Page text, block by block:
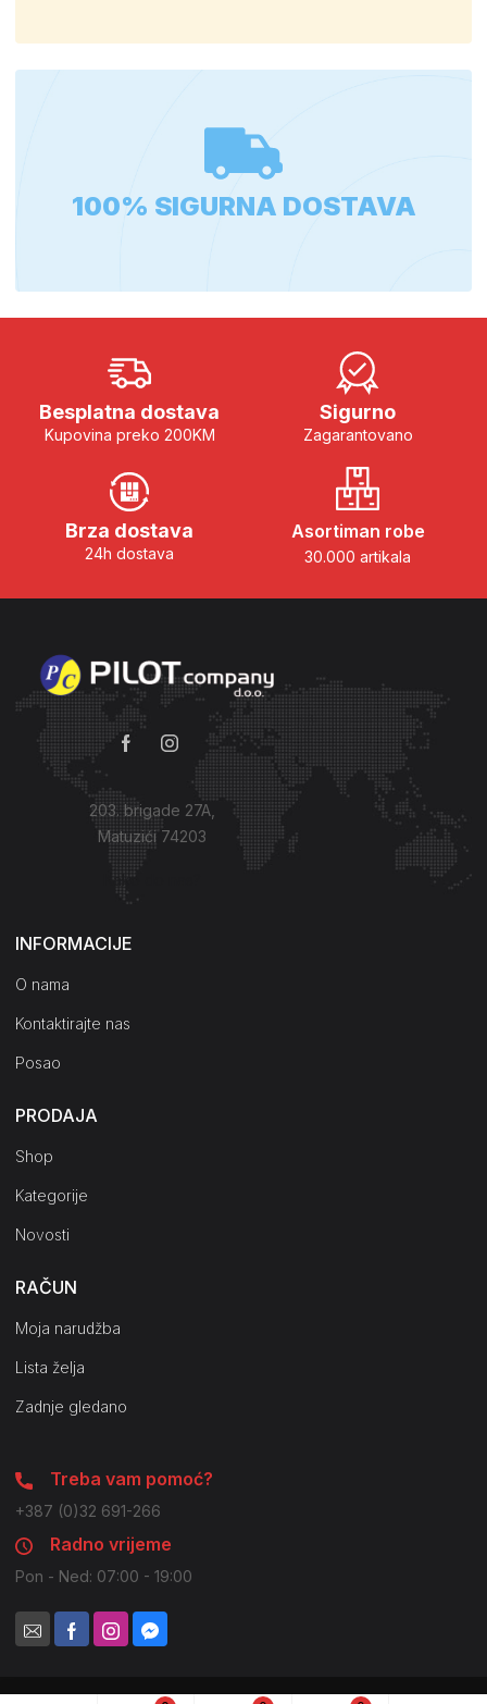
100% SIGURNA DOSTAVA
Besplatna dostava
Kupovina preko 200KM
Sigurno
Zagarantovano
Brza dostava
24h dostava
Asortiman robe
30.000 artikala
203. brigade 27A,
Matuzići 74203
Kako do nas?
INFORMACIJE
O nama
Kontaktirajte nas
Posao
PRODAJA
Shop
Kategorije
Novosti
RAČUN
Moja narudžba
Lista želja
Zadnje gledano
Treba vam pomoć?
+387 (0)32 691-266
Radno vrijeme
Pon - Ned: 07:00 - 19:00